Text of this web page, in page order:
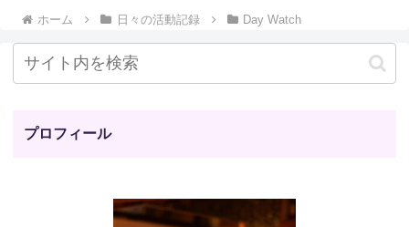
ホーム 日々の活動記録 Day Watch
プロフィール